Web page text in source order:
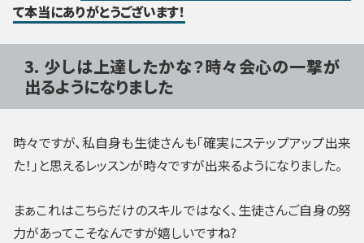
て本当にありがとうございます！
3. 少しは上達したかな？時々会心の一撃が
出るようになりました
時々ですが、私自身も生徒さんも「確実にステップアップ出来
た！」と思えるレッスンが時々ですが出来るようになりました。
まぁこれはこちらだけのスキルではなく、生徒さんご自身の努
力があってこそなんですが嬉しいですね?